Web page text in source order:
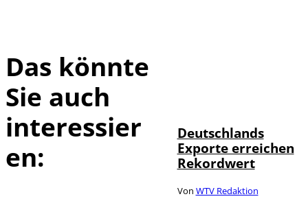
Das könnte
Sie auch
interessier
en:
Deutschlands
Exporte erreichen
Rekordwert
Von WTV Redaktion